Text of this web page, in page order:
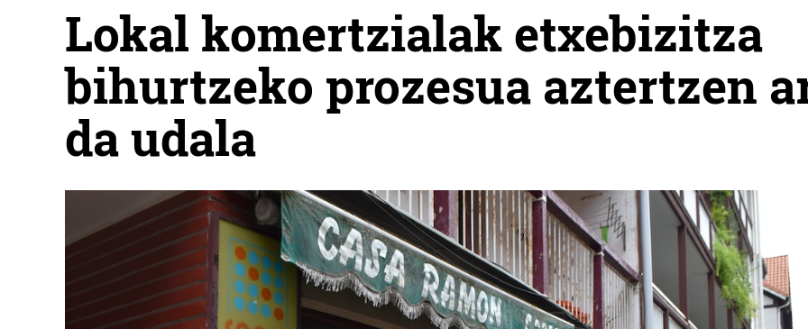
Lokal komertzialak etxebizitza
bihurtzeko prozesua aztertzen
da udala